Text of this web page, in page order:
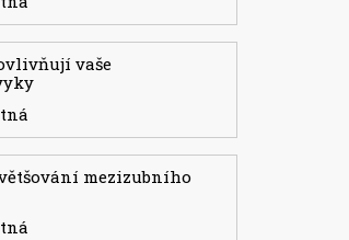
vaše
mezizubního